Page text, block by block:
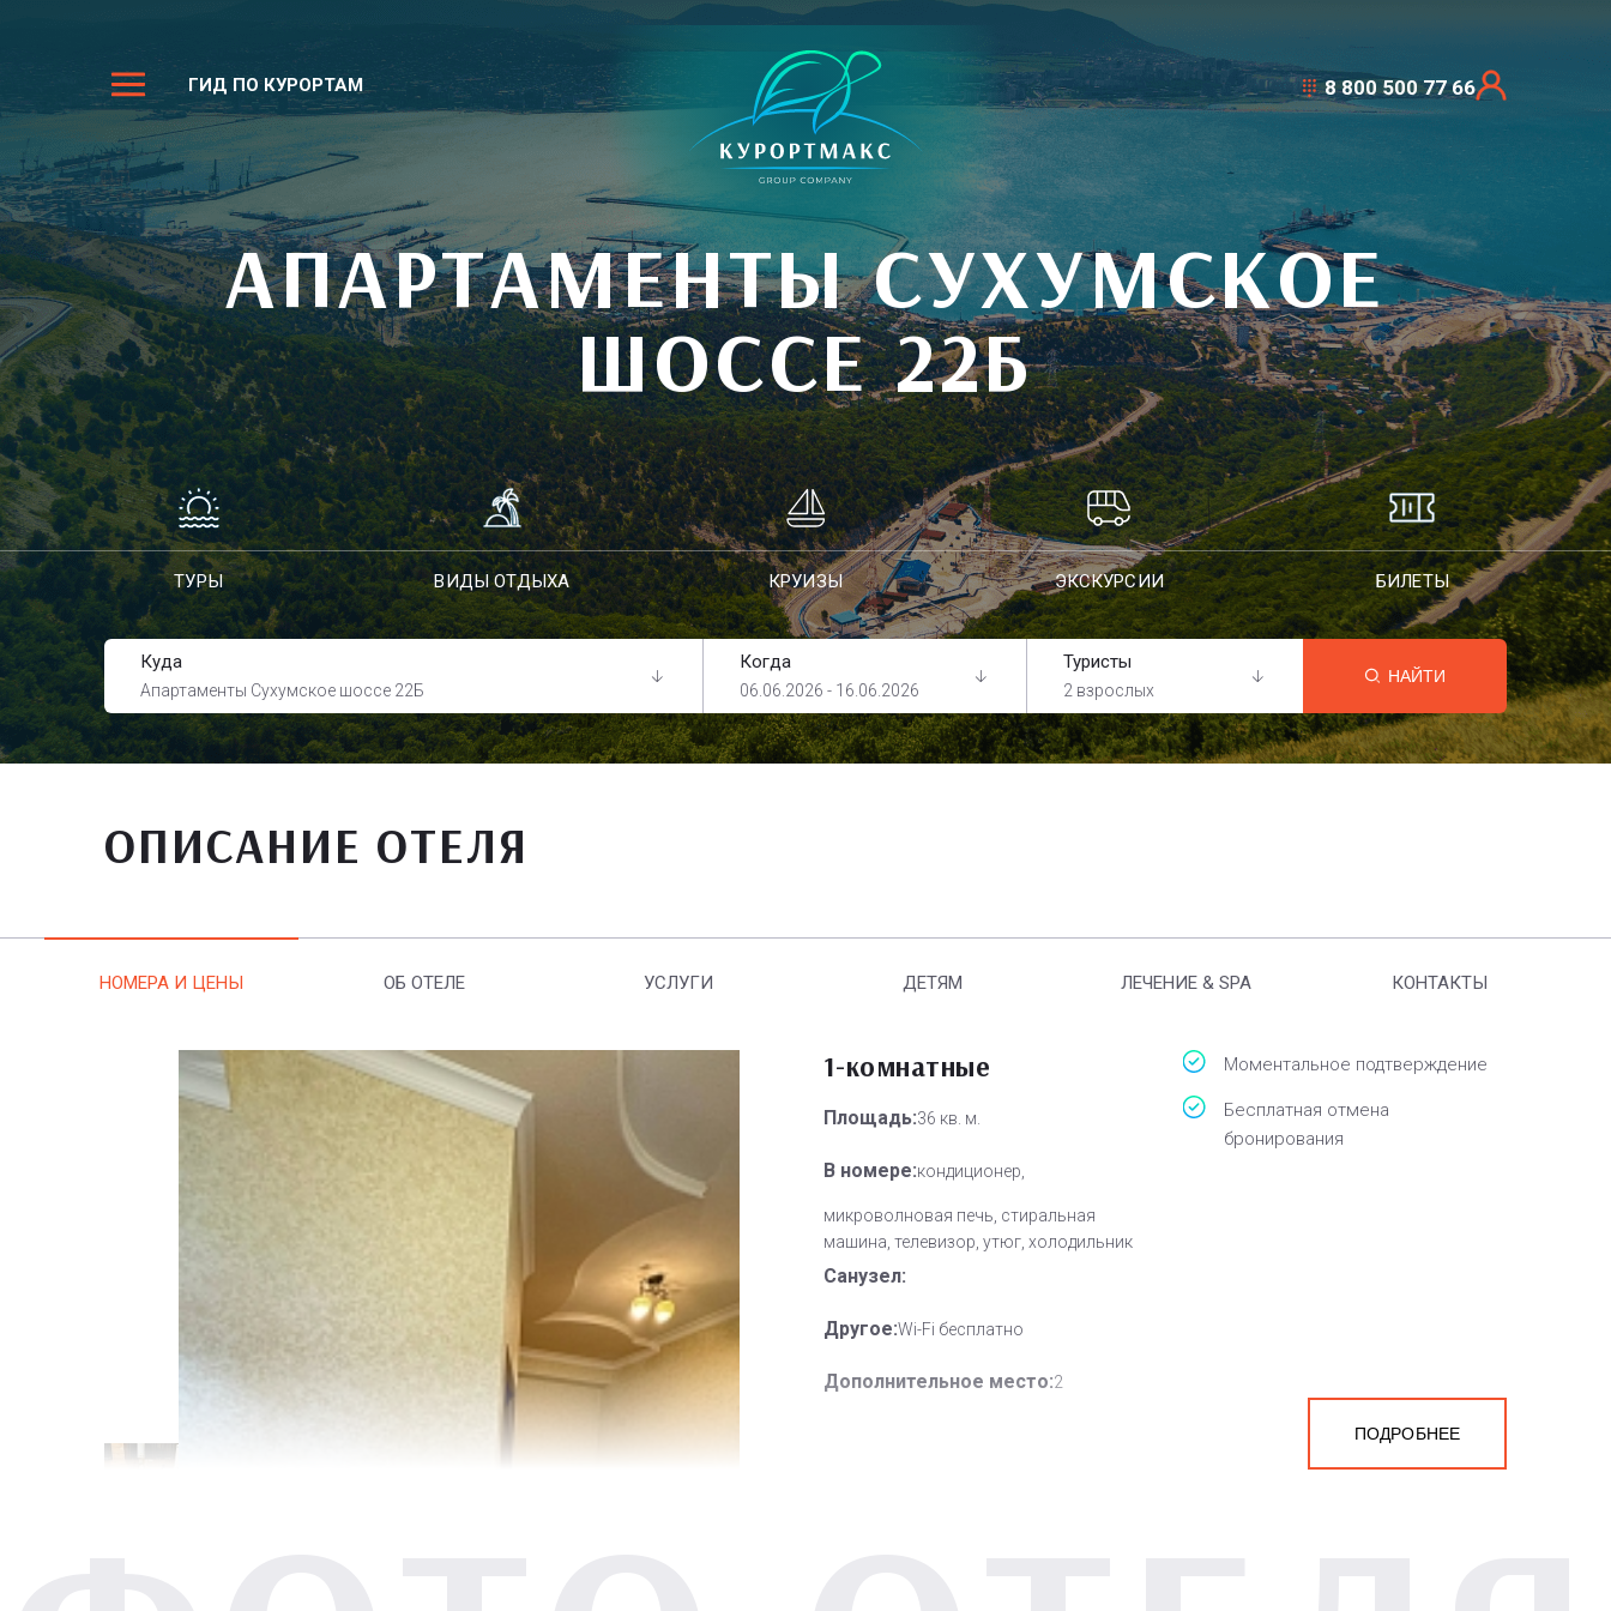
ГИД ПО КУРОРТАМ 8 800 500 77 66
АПАРТАМЕНТЫ СУХУМСКОЕ
ШОССЕ 22Б
ТУРЫ ВИДЫ ОТДЫХА КРУИЗЫ ЭКСКУРСИИ БИЛЕТЫ
Куда
Апартаменты Сухумское шоссе 22Б
Когда
06.06.2026 - 16.06.2026
Туристы
2 взрослых
НАЙТИ
ОПИСАНИЕ ОТЕЛЯ
НОМЕРА И ЦЕНЫ ОБ ОТЕЛЕ УСЛУГИ ДЕТЯМ ЛЕЧЕНИЕ & SPA КОНТАКТЫ
1-комнатные
Площадь:36 кв. м.
В номере:кондиционер,
микроволновая печь, стиральная
машина, телевизор, утюг, холодильник
Санузел:
Другое:Wi-Fi бесплатно
Дополнительное место:2
Моментальное подтверждение
Бесплатная отмена
бронирования
ПОДРОБНЕЕ